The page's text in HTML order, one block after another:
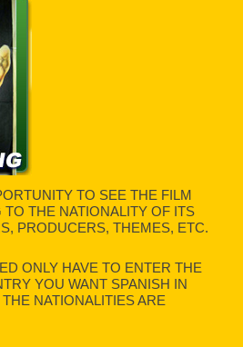
TO SEE THE FILM
TO THE NATIONALITY OF ITS
PRODUCERS, THEMES, ETC.
ONLY HAVE TO ENTER THE
YOU WANT SPANISH IN
NATIONALITIES ARE